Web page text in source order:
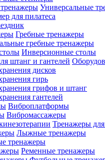
Универсальные
для пилатеса
Гребные тренажеры
гребные тренажеры
Инверсионные столы
дисков
гирь
грифов и штанг
гантелей
Виброплатформы
Вибромассажеры
Тренажеры
Лыжные тренажеры
тренажеры
Ременные тренажеры